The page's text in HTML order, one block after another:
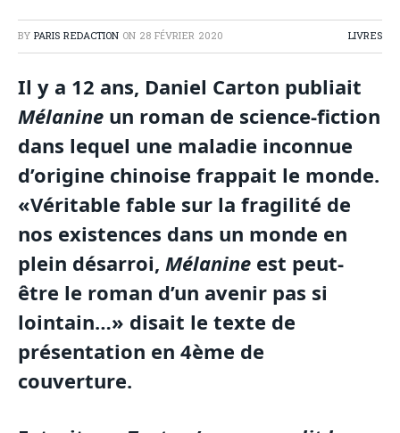
BY PARIS REDACTION ON 28 FÉVRIER 2020 LIVRES
Il y a 12 ans, Daniel Carton publiait
Mélanine un roman de science-fiction
dans lequel une maladie inconnue
d’origine chinoise frappait le monde.
«Véritable fable sur la fragilité de
nos existences dans un monde en
plein désarroi, Mélanine est peut-
être le roman d’un avenir pas si
lointain…» disait le texte de
présentation en 4ème de
couverture.